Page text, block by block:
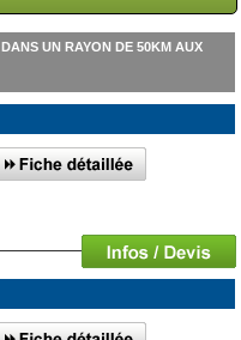
UN RAYON DE 50KM AUX